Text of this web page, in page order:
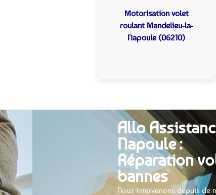
Motorisation volet
roulant Mandelieu-la-
Napoule (06210)
Allo
Napoule :
Réparation
bannes
Nous intervenons depuis de